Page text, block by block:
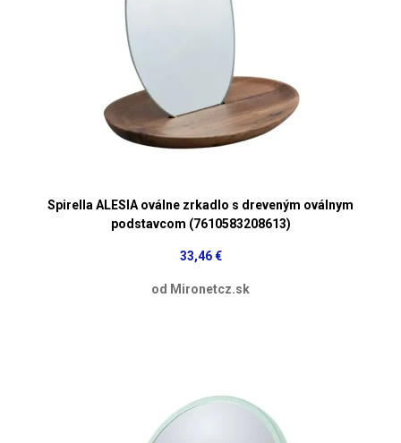
Spirella ALESIA oválne zrkadlo s dreveným oválnym
podstavcom (7610583208613)
33,46 €
od Mironetcz.sk